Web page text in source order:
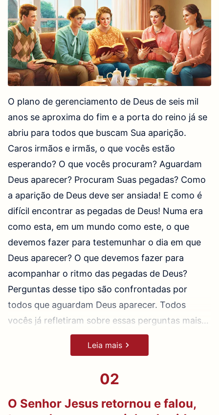
O plano de gerenciamento de Deus de seis mil
anos se aproxima do fim e a porta do reino já se
abriu para todos que buscam Sua aparição.
Caros irmãos e irmãs, o que vocês estão
esperando? O que vocês procuram? Aguardam
Deus aparecer? Procuram Suas pegadas? Como
a aparição de Deus deve ser ansiada! E como é
difícil encontrar as pegadas de Deus! Numa era
como esta, em um mundo como este, o que
devemos fazer para testemunhar o dia em que
Deus aparecer? O que devemos fazer para
acompanhar o ritmo das pegadas de Deus?
Perguntas desse tipo são confrontadas por
todos que aguardam Deus aparecer. Todos
vocês já refletiram sobre essas perguntas mais
de uma vez — mas qual foi o resultado? Onde
Deus aparece? Onde estão as pegadas de Deus?
responderiam da seguinte maneira: Deus
aparece entre aqueles que O seguem e Suas
Quando vocês tiverem compreendido o que a
aparição de Deus significa, como deveriam
não é difícil de explicar: onde quer que Deus
apareça, ali vocês encontrarão Suas pegadas.
Leia mais
02
O Senhor Jesus retornou e falou,